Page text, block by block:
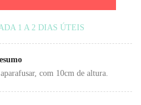
1 A 2 DIAS ÚTEIS
com 10cm de altura.